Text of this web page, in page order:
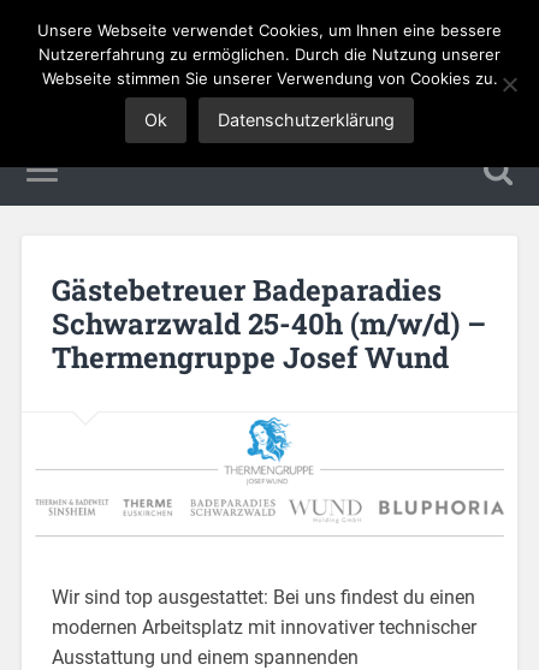
Tourismus Jobs
Gästebetreuer Badeparadies
Schwarzwald 25-40h (m/w/d) –
Thermengruppe Josef Wund
Wir sind top ausgestattet: Bei uns findest du einen
modernen Arbeitsplatz mit innovativer technischer
Ausstattung und einem spannenden
Unsere Webseite verwendet Cookies, um Ihnen eine bessere
Nutzererfahrung zu ermöglichen. Durch die Nutzung unserer
Webseite stimmen Sie unserer Verwendung von Cookies zu.
Ok Datenschutzerklärung